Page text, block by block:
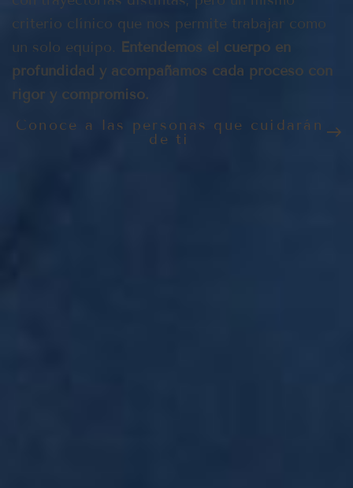
criterio clínico que nos permite trabajar como
un solo equipo. Entendemos el cuerpo en
profundidad y acompañamos cada proceso con
rigor y compromiso.
Conoce a las personas que cuidarán
de ti